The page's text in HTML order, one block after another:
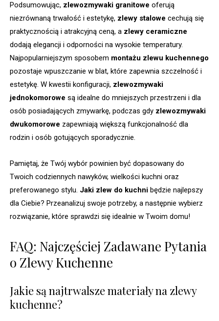
Podsumowując, zlewozmywaki granitowe oferują
niezrównaną trwałość i estetykę, zlewy stalowe cechują się
praktycznością i atrakcyjną ceną, a zlewy ceramiczne
dodają elegancji i odporności na wysokie temperatury.
Najpopularniejszym sposobem montażu zlewu kuchennego
pozostaje wpuszczanie w blat, które zapewnia szczelność i
estetykę. W kwestii konfiguracji, zlewozmywaki
jednokomorowe są idealne do mniejszych przestrzeni i dla
osób posiadających zmywarkę, podczas gdy zlewozmywaki
dwukomorowe zapewniają większą funkcjonalność dla
rodzin i osób gotujących sporadycznie.
Pamiętaj, że Twój wybór powinien być dopasowany do
Twoich codziennych nawyków, wielkości kuchni oraz
preferowanego stylu. Jaki zlew do kuchni będzie najlepszy
dla Ciebie? Przeanalizuj swoje potrzeby, a następnie wybierz
rozwiązanie, które sprawdzi się idealnie w Twoim domu!
FAQ: Najczęściej Zadawane Pytania
o Zlewy Kuchenne
Jakie są najtrwalsze materiały na zlewy
kuchenne?